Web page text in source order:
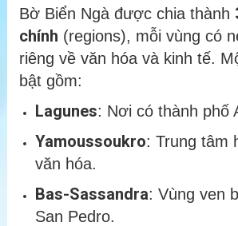
Bờ Biển Ngà được chia thành
chính (regions), mỗi vùng có
riêng về văn hóa và kinh tế.
bật gồm:
Lagunes: Nơi có thành phố
Yamoussoukro: Trung tâm
văn hóa.
Bas-Sassandra: Vùng ven
San Pedro.